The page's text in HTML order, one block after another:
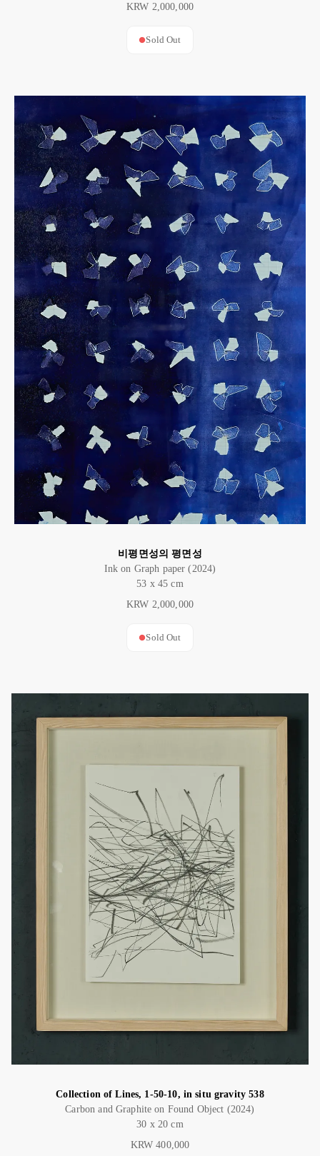
KRW 2,000,000
Sold Out
비평면성의 평면성
Ink on Graph paper (2024)
53 x 45 cm
KRW 2,000,000
Sold Out
Collection of Lines, 1-50-10, in situ gravity 538
Carbon and Graphite on Found Object (2024)
30 x 20 cm
KRW 400,000